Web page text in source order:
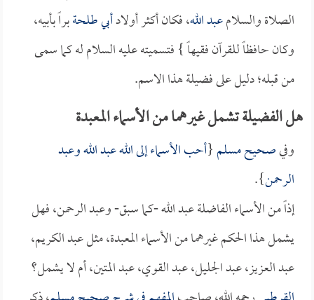
الصلاة والسلامعبد الله، فكان أكثر أولادأبي طلحةبراً بأبيه،
وكان حافظاً للقرآن فقيهاً } فتسميته عليه السلام له كما سمى
من قبله؛ دليل على فضيلة هذا الاسم.
هل الفضيلة تشمل غيرهما من الأسماء المعبدة
وفيصحيح مسلم{أحب الأسماء إلى الله عبد الله وعبد
الرحمن}.
إذاً من الأسماء الفاضلة عبد الله -كما سبق- وعبد الرحمن، فهل
يشمل هذا الحكم غيرهما من الأسماء المعبدة، مثل عبد الكريم،
عبد العزيز، عبد الجليل، عبد القوي، عبد المتين، أم لا يشمل؟